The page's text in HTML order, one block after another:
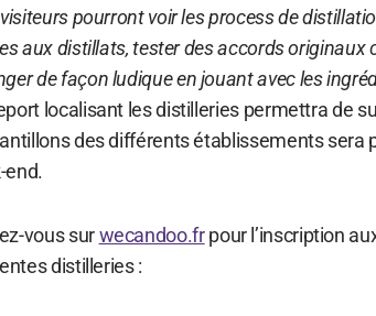
pourront voir les process de
aux distillats, tester des accords originaux
de façon ludique en jouant avec les
localisant les distilleries permettra de
des différents établissements sera
end.
vous surwecandoo.frpour l’inscription
distilleries :